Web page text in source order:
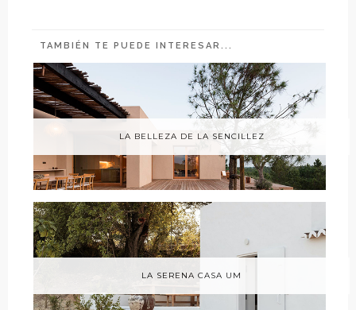
TAMBIÉN TE PUEDE INTERESAR...
LA BELLEZA DE LA SENCILLEZ
LA SERENA CASA UM